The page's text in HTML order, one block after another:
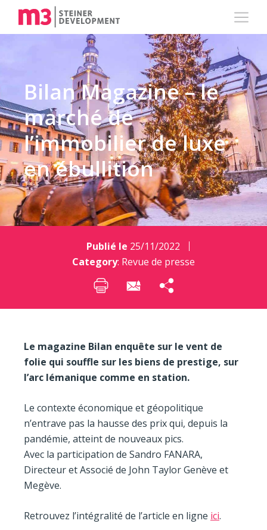
Bilan Magazine – le
marché de
l’immobilier de luxe
en ébullition
Publié le 25/11/2022
Category: Revue de presse
Le magazine Bilan enquête sur le vent de
folie qui souffle sur les biens de prestige, sur
l’arc lémanique comme en station.
Le contexte économique et géopolitique
n’entrave pas la hausse des prix qui, depuis la
pandémie, atteint de nouveaux pics.
Avec la participation de Sandro FANARA,
Directeur et Associé de John Taylor Genève et
Megève.
Retrouvez l’intégralité de l’article en ligne ici.